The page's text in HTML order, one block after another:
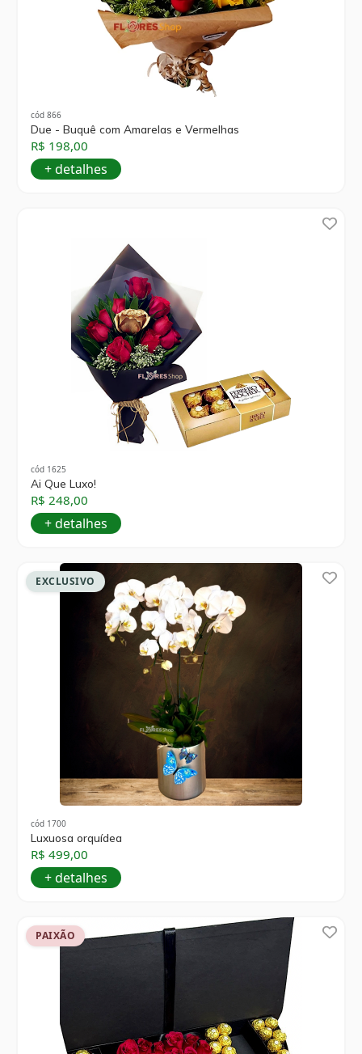
cód 866
Due - Buquê com Amarelas e Vermelhas
R$ 198,00
+ detalhes
cód 1625
Ai Que Luxo!
R$ 248,00
+ detalhes
EXCLUSIVO
cód 1700
Luxuosa orquídea
R$ 499,00
+ detalhes
PAIXÃO